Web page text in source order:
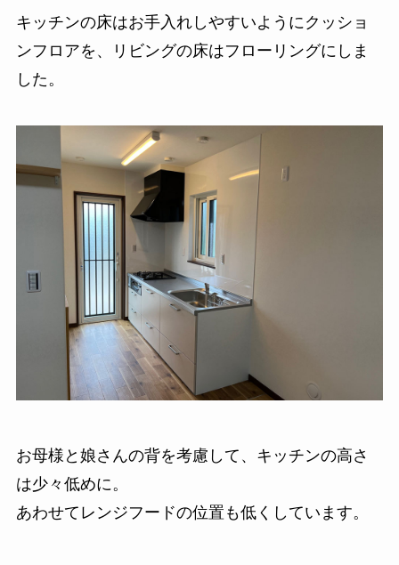
キッチンの床はお手入れしやすいようにクッショ
ンフロアを、リビングの床はフローリングにしま
した。
お母様と娘さんの背を考慮して、キッチンの高さ
は少々低めに。
あわせてレンジフードの位置も低くしています。